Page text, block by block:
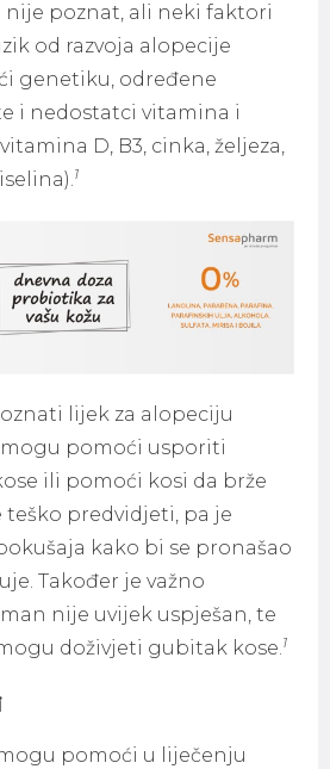
nije poznat, ali neki faktori
od razvoja alopecije
genetiku, određene
i nedostatci vitamina i
D, B3, cinka, željeza,
1
lijek za alopeciju
pomoći usporiti
ili pomoći kosi da brže
teško predvidjeti, pa je
kako bi se pronašao
Također je važno
nije uvijek uspješan, te
doživjeti gubitak kose.1
pomoći u liječenju